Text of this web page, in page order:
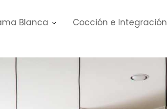
Blanca Cocción e Integración